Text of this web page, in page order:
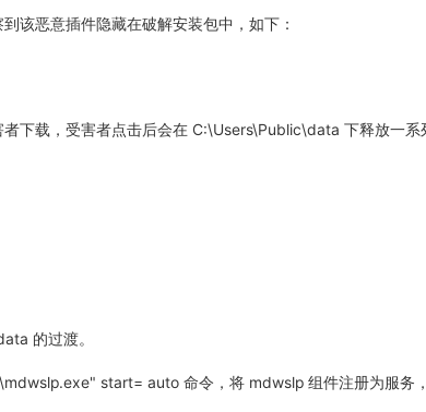
该恶意插件隐藏在破解安装包中，如下：
下载，受害者点击后会在 C:\Users\Public\data 下释放一系
的过渡。
start= auto 命令，将 mdwslp 组件注册为服务，